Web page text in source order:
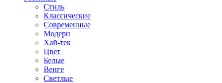
Стиль
Классические
Современные
Модерн
Хай-тек
Цвет
Белые
Венге
Светлые